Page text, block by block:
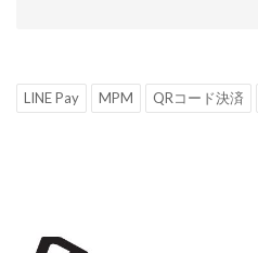
LINE Pay MPM QRコード決済